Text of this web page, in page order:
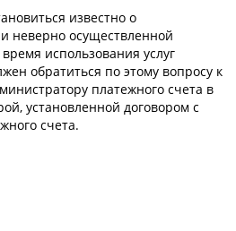
известно о
неверно осуществленной
использования услуг
обратиться по этому вопросу к
платежного счета в
установленной договором с
счета.